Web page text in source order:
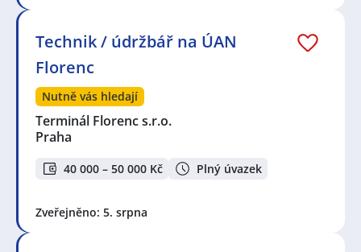
Technik / údržbář na ÚAN
Florenc
Nutně vás hledají
Terminál Florenc s.r.o.
Praha
40 000 – 50 000 Kč Plný úvazek
Zveřejněno: 5. srpna